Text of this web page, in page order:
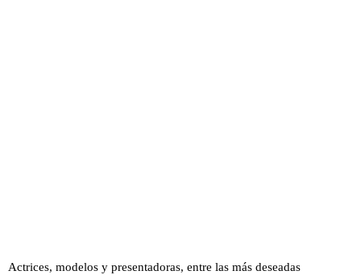
Actrices, modelos y presentadoras, entre las más deseadas